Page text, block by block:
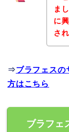
ま
に
さ
⇒ブラフェスの
方はこちら
ブラフェ